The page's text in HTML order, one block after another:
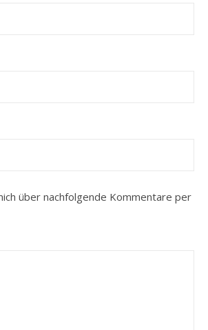
über nachfolgende Kommentare per